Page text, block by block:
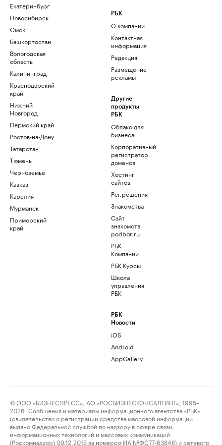
Екатеринбург
Новосибирск
Омск
Башкортостан
Вологодская
область
Калининград
Краснодарский
край
Нижний
Новгород
Пермский край
Ростов-на-Дону
Татарстан
Тюмень
Черноземье
Кавказ
Карелия
Мурманск
Приморский
край
РБК
О компании
Контактная
информация
Редакция
Размещение
рекламы
Другие
продукты
РБК
Облако для
бизнеса
Корпоративный
регистратор
доменов
Хостинг
сайтов
Рег.решения
Знакомства
Сайт
знакомств
podbor.ru
РБК
Компании
РБК Курсы
Школа
управления
РБК
РБК
Новости
iOS
Android
AppGallery
© ООО «БИЗНЕСПРЕСС», АО «РОСБИЗНЕСКОНСАЛТИНГ», 1995–
2026. Сообщения и материалы информационного агентства «РБК»
(свидетельство о регистрации средства массовой информации
выдано Федеральной службой по надзору в сфере связи,
информационных технологий и массовых коммуникаций
(Роскомнадзор) 09.12.2015 за номером ИА №ФС77-63848) и сетевого